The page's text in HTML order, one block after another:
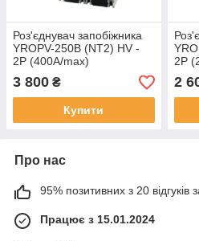
Роз'єднувач запобіжника
YROPV-250B (NT2) HV -
2P (400A/max)
3 800 ₴
Купити
2P
2
Про нас
95% позитивних з 20 відгуків
Працює з 15.01.2024